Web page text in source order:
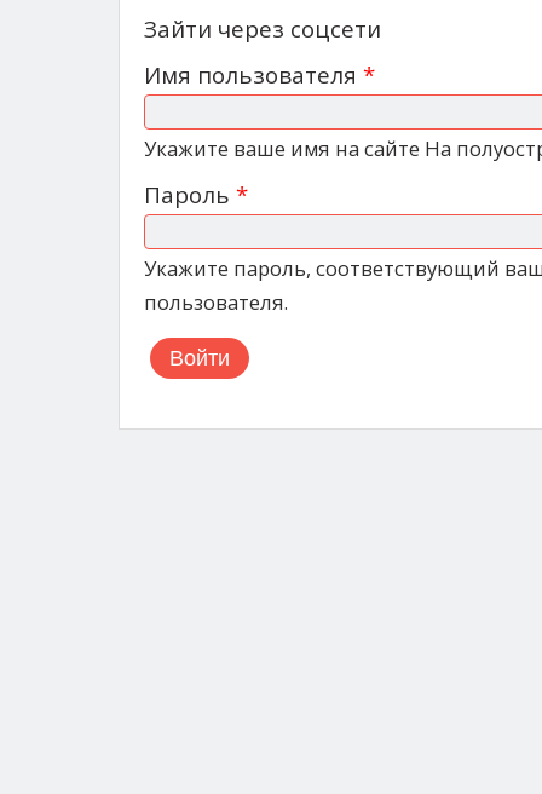
Зайти через соцсети
Имя пользователя*
Укажите ваше имя на сайте На
Пароль*
Укажите пароль, соответствующий
пользователя.